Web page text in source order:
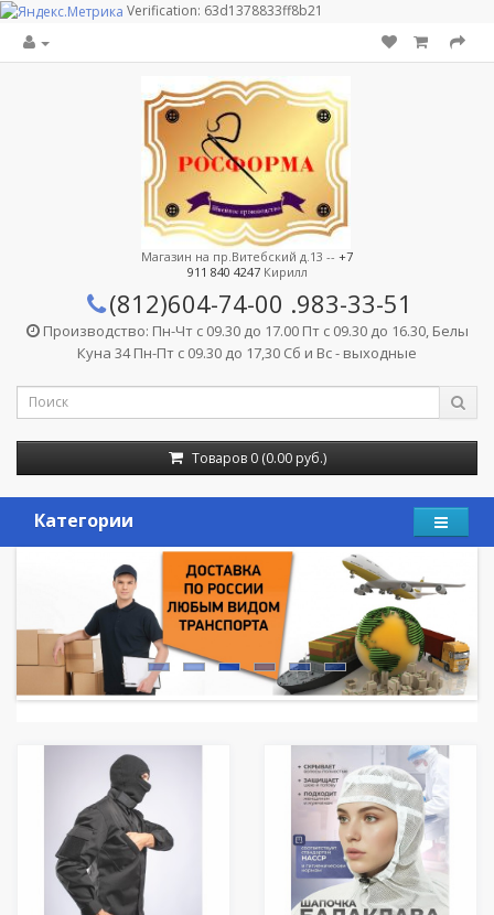
Verification: 63d1378833ff8b21
Магазин на пр.Витебский д.13 -- +7
911 840 4247Кирилл
(812)604-74-00 .983-33-51
Производство: Пн-Чт с 09.30 до 17.00 Пт с 09.30 до 16.30, Белы
Куна 34 Пн-Пт с 09.30 до 17,30 Сб и Вс - выходные
Товаров 0 (0.00 руб.)
Категории